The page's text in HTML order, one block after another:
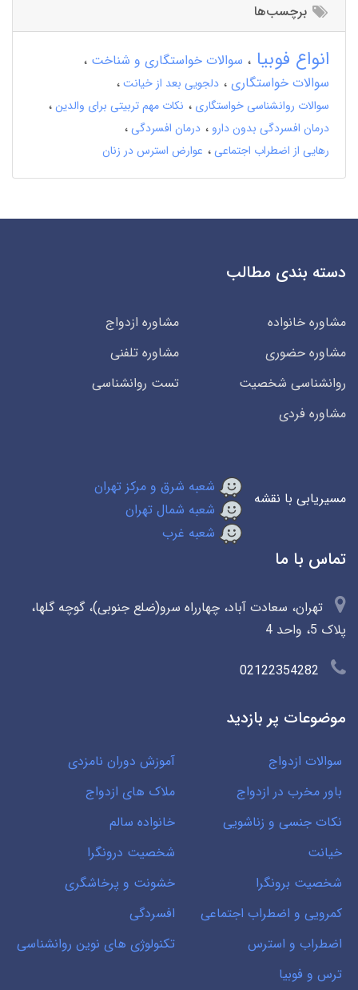
برچسب‌ها
انواع فوبیا
سوالات خواستگاری و شناخت
سوالات خواستگاری
دلجویی بعد از خیانت
سوالات روانشناسی خواستگاری
نکات مهم تربیتی برای والدین
درمان افسردگی بدون دارو
درمان افسردگی
رهایی از اضطراب اجتماعی
عوارض استرس در زنان
دسته بندی مطالب
مشاوره خانواده
مشاوره ازدواج
مشاوره حضوری
مشاوره تلفنی
روانشناسی شخصیت
تست روانشناسی
مشاوره فردی
مسیریابی با نقشه
شعبه شرق و مرکز تهران
شعبه شمال تهران
شعبه غرب
تماس با ما
تهران، سعادت آباد، چهارراه سرو(ضلع جنوبی)، گوچه گلها،
پلاک 5، واحد 4
02122354282
موضوعات پر بازدید
سوالات ازدواج
آموزش دوران نامزدی
باور مخرب در ازدواج
ملاک های ازدواج
نکات جنسی و زناشویی
خانواده سالم
خیانت
شخصیت درونگرا
شخصیت برونگرا
خشونت و پرخاشگری
کمرویی و اضطراب اجتماعی
افسردگی
اضطراب و استرس
تکنولوژی های نوین روانشناسی
ترس و فوبیا